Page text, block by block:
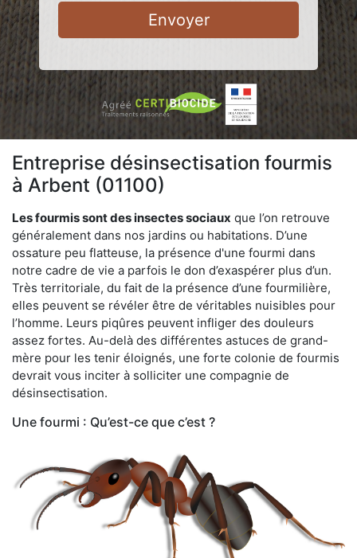
Envoyer
Entreprise désinsectisation fourmis
à Arbent (01100)
Les fourmis sont des insectes sociaux que l’on retrouve
généralement dans nos jardins ou habitations. D’une
ossature peu flatteuse, la présence d'une fourmi dans
notre cadre de vie a parfois le don d’exaspérer plus d’un.
Très territoriale, du fait de la présence d’une fourmilière,
elles peuvent se révéler être de véritables nuisibles pour
l’homme. Leurs piqûres peuvent infliger des douleurs
assez fortes. Au-delà des différentes astuces de grand-
mère pour les tenir éloignés, une forte colonie de fourmis
devrait vous inciter à solliciter une compagnie de
désinsectisation.
Une fourmi : Qu’est-ce que c’est ?